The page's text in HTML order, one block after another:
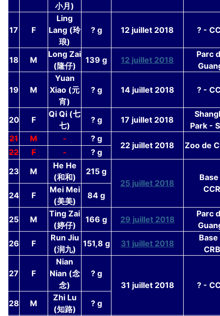
小月)
17 F
Ling
Lang (玲
琅)
? g 12 juillet 2018 ? -
18 M
Long Zai
(隆仔)
139 g 12 juillet 2018
Parc
19 M
Yuan
Xiao (元
宵)
? g 14 juillet 2018 ? -
20 F
Qi Qi (七
七)
? g 17 juillet 2018
Park -
21
M - ? g
22 juillet 2018 Zoo de
22 F -
? g
23
M
He He
(和和)
215 g
25 juillet 2018
24 F
Mei Mei
(美美)
84 g
25 M
Ting Zai
(婷仔)
166 g 29 juillet 2018
Parc
26
F
Run Jiu
(润九)
151,8 g 31 juillet 2018
27 F
Nian
Nian (念
念)
? g
31 juillet 2018
? -
28
M
Zhi Lu
(知路)
? g